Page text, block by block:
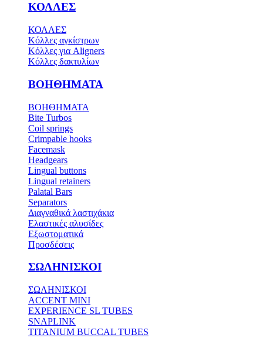
ΚΟΛΛΕΣ
ΚΟΛΛΕΣ
Κόλλες αγκίστρων
Κόλλες για Aligners
Κόλλες δακτυλίων
ΒΟΗΘΗΜΑΤΑ
ΒΟΗΘΗΜΑΤΑ
Bite Turbos
Coil springs
Crimpable hooks
Facemask
Headgears
Lingual buttons
Lingual retainers
Palatal Bars
Separators
Διαγναθικά λαστιχάκια
Ελαστικές αλυσίδες
Εξωστοματικά
Προσδέσεις
ΣΩΛΗΝΙΣΚΟΙ
ΣΩΛΗΝΙΣΚΟΙ
ACCENT MINI
EXPERIENCE SL TUBES
SNAPLINK
TITANIUM BUCCAL TUBES